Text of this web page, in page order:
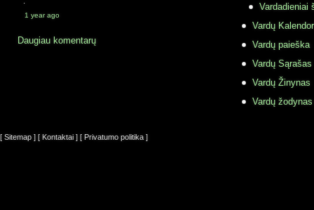
·
1 year ago
Daugiau komentarų
Vardadieniai
Vardų
Vardų paieška
Vardų Sąrašas
Vardų Žinynas
Vardų
[ Sitemap ] [ Kontaktai ] [ Privatumo politika ]